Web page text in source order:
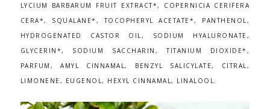
LYCIUM BARBARUM FRUIT EXTRACT*, COPERNICIA CERIFERA
CERA*, SQUALANE*, TOCOPHERYL ACETATE*, PANTHENOL,
HYDROGENATED CASTOR OIL, SODIUM HYALURONATE,
GLYCERIN*, SODIUM SACCHARIN, TITANIUM DIOXIDE*,
PARFUM, AMYL CINNAMAL, BENZYL SALICYLATE, CITRAL,
LIMONENE, EUGENOL, HEXYL CINNAMAL, LINALOOL.